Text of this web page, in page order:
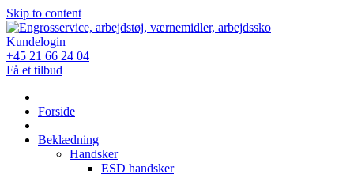
Skip to content
Kundelogin
+45 21 66 24 04
Få et tilbud
Forside
Beklædning
Handsker
ESD handsker